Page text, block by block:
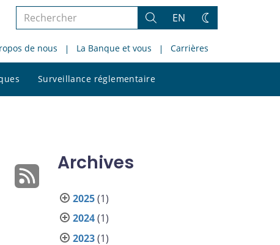
Rechercher
le
site
Rechercher
EN
Changez
thème
de nous La Banque et vous Carrières
Surveillance réglementaire
le
Archives
2025(1)
2024(1)
2023(1)